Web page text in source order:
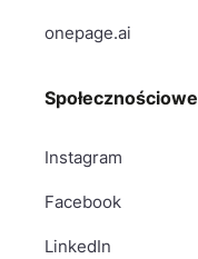
onepage.ai
Społecznościowe
Instagram
Facebook
LinkedIn